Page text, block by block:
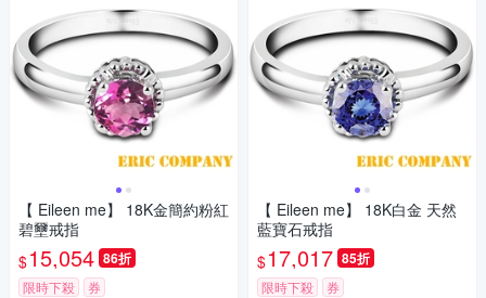
【 Eileen me】 18K金簡約粉紅
碧壐戒指
$15,054 86折
限時下殺 券
【 Eileen me】 18K白金 天然
藍寶石戒指
$17,017 85折
限時下殺 券